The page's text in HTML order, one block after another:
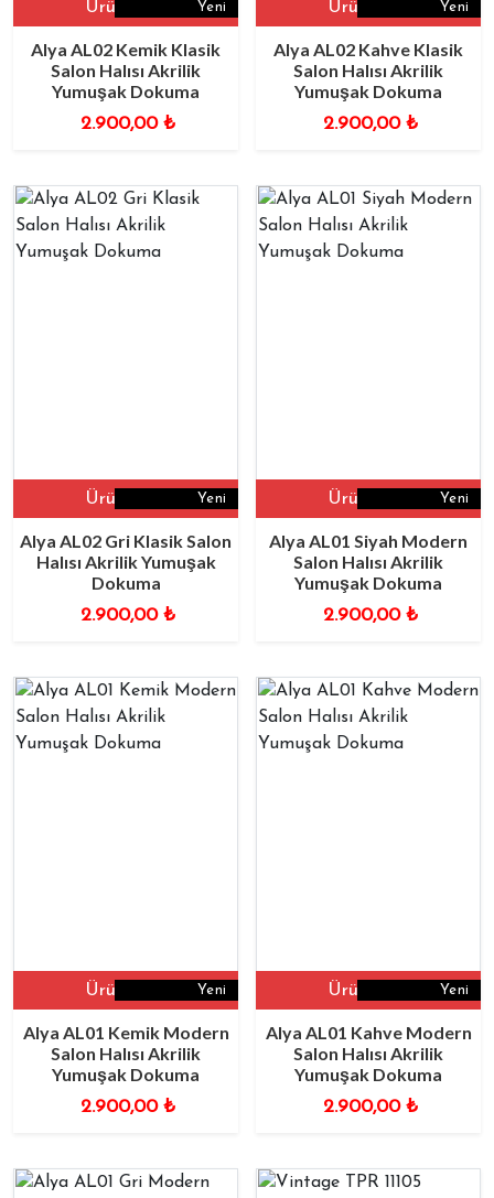
Yeni
Ürüne Git
Alya AL02 Kemik Klasik
Salon Halısı Akrilik
Yumuşak Dokuma
2.900,00 ₺
Yeni
Ürüne Git
Alya AL02 Kahve Klasik
Salon Halısı Akrilik
Yumuşak Dokuma
2.900,00 ₺
Yeni
Ürüne Git
Alya AL02 Gri Klasik Salon
Halısı Akrilik Yumuşak
Dokuma
2.900,00 ₺
Yeni
Ürüne Git
Alya AL01 Siyah Modern
Salon Halısı Akrilik
Yumuşak Dokuma
2.900,00 ₺
Yeni
Ürüne Git
Alya AL01 Kemik Modern
Salon Halısı Akrilik
Yumuşak Dokuma
2.900,00 ₺
Yeni
Ürüne Git
Alya AL01 Kahve Modern
Salon Halısı Akrilik
Yumuşak Dokuma
2.900,00 ₺